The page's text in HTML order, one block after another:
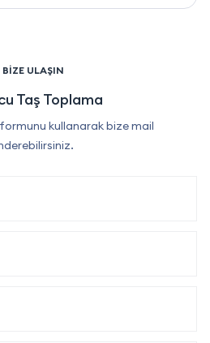
BİZE ULAŞIN
Taş Toplama
kullanarak bize mail